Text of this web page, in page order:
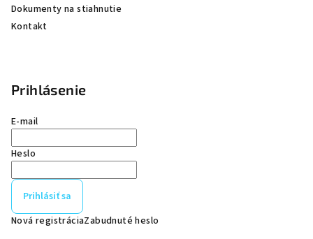
Dokumenty na stiahnutie
Kontakt
Prihlásenie
E-mail
Heslo
Prihlásiť sa
Nová registráciaZabudnuté heslo